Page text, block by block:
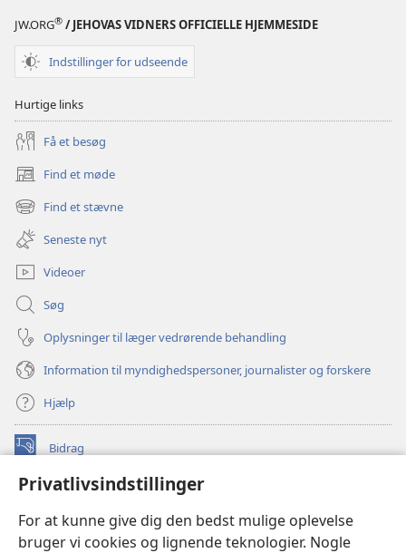
Privatlivsindstillinger
For at kunne give dig den bedst mulige oplevelse
bruger vi cookies og lignende teknologier. Nogle
JW.ORG® / JEHOVAS VIDNERS OFFICIELLE HJEMMESIDE
Indstillinger for udseende
Hurtige links
Få et besøg
Find et møde
(åbner
nyt
vindue)
Find et stævne
(åbner
nyt
vindue)
Seneste nyt
Videoer
Søg
Oplysninger til læger vedrørende behandling
Information til myndighedspersoner, journalister og forskere
Hjælp
Bidrag
(åbner
vindue)Watchtower ONLINE LIBRARY™
nyt
vindue)JW Hub
(åbner